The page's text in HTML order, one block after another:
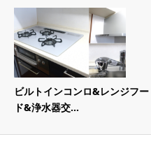
ビルトインコンロ&レンジフー
ド&浄水器交...